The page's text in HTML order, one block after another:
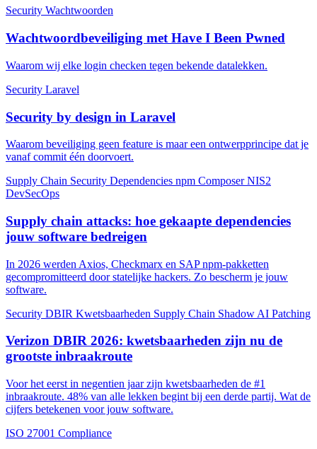
Security Wachtwoorden
Wachtwoordbeveiliging met Have I Been Pwned
Waarom wij elke login checken tegen bekende datalekken.
Security Laravel
Security by design in Laravel
Waarom beveiliging geen feature is maar een ontwerpprincipe dat je
vanaf commit één doorvoert.
Supply Chain Security Dependencies npm Composer NIS2
DevSecOps
Supply chain attacks: hoe gekaapte dependencies
jouw software bedreigen
In 2026 werden Axios, Checkmarx en SAP npm-pakketten
gecompromitteerd door statelijke hackers. Zo bescherm je jouw
software.
Security DBIR Kwetsbaarheden Supply Chain Shadow AI Patching
Verizon DBIR 2026: kwetsbaarheden zijn nu de
grootste inbraakroute
Voor het eerst in negentien jaar zijn kwetsbaarheden de #1
inbraakroute. 48% van alle lekken begint bij een derde partij. Wat de
cijfers betekenen voor jouw software.
ISO 27001 Compliance